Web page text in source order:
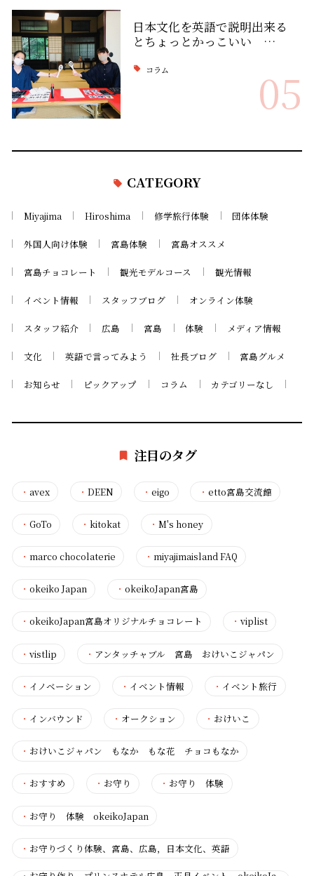
日本文化を英語で説明出来る
とちょっとかっこいい …
コラム 05
CATEGORY
Miyajima Hiroshima 修学旅行体験 団体体験
外国人向け体験 宮島体験 宮島オススメ
宮島チョコレート 観光モデルコース 観光情報
イベント情報 スタッフブログ オンライン体験
スタッフ紹介 広島 宮島 体験 メディア情報
文化 英語で言ってみよう 社長ブログ 宮島グルメ
お知らせ ピックアップ コラム カテゴリーなし
注目のタグ
・ avex ・DEEN ・eigo ・ etto宮島交流館
・ GoTo ・kitokat ・M's honey
・ marco chocolaterie ・miyajimaisland FAQ
・ okeiko Japan ・okeikoJapan宮島
・ okeikoJapan宮島オリジナルチョコレート ・viplist
・ vistlip ・ アンタッチャブル 宮島 おけいこジャパン
・ イノベーション ・ イベント情報 ・ イベント旅行
・ インバウンド ・ オークション ・ おけいこ
・ おけいこジャパン もなか もな花 チョコもなか
・ おすすめ ・ お守り ・ お守り 体験
・ お守り 体験 okeikoJapan
・ お守りづくり体験、宮島、広島，日本文化、英語